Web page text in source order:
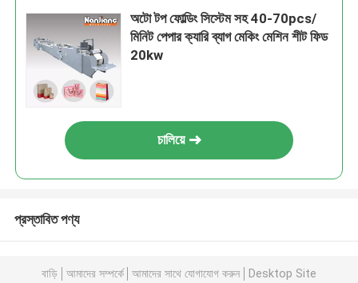
অটো টপ ফোল্ডিং সিস্টেম সহ 40-70pcs/
মিনিট পেপার ক্যারি ব্যাগ মেকিং মেশিন শীট ফিড
20kw
চালিয়ে
প্রস্তাবিত পণ্য
বাড়ি আমাদের সম্পর্কে আমাদের সাথে যোগাযোগ করুন Desktop Site